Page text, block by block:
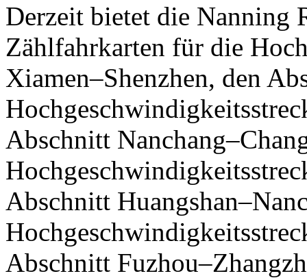
Derzeit bietet die Nanning
Zählfahrkarten für die
Xiamen–Shenzhen, den
Abschnitt
Abschnitt
Abschnitt